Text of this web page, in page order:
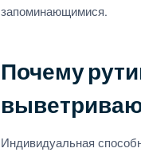
запоминающимися.
Почему
Индивидуальная